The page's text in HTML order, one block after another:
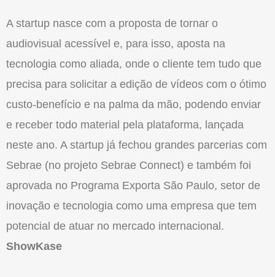
A startup nasce com a proposta de tornar o
audiovisual acessível e, para isso, aposta na
tecnologia como aliada, onde o cliente tem tudo que
precisa para solicitar a edição de vídeos com o ótimo
custo-benefício e na palma da mão, podendo enviar
e receber todo material pela plataforma, lançada
neste ano. A startup já fechou grandes parcerias com
Sebrae (no projeto Sebrae Connect) e também foi
aprovada no Programa Exporta São Paulo, setor de
inovação e tecnologia como uma empresa que tem
potencial de atuar no mercado internacional.
ShowKase